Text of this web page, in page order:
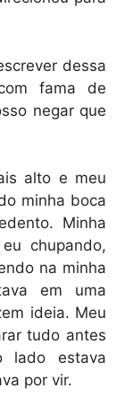
dessa
fama de
negar que
alto e meu
minha boca
Minha
chupando,
na minha
em uma
ideia. Meu
tudo antes
lado estava
por vir.